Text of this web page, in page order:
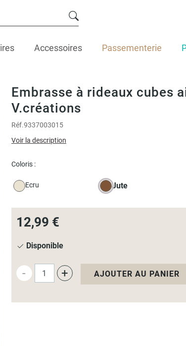
Accessoires Passementerie
Embrasse à rideaux cubes
V.créations
Réf.9337003015
Voir la description
Coloris :
Ecru Jute
12,99 €
Disponible
- + AJOUTER AU PANIER